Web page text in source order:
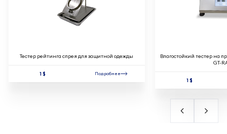
Тестер рейтинга спрея для защитной одежды
1 $ Подробнее
Влагостойкий тестер на
GT-
1 $